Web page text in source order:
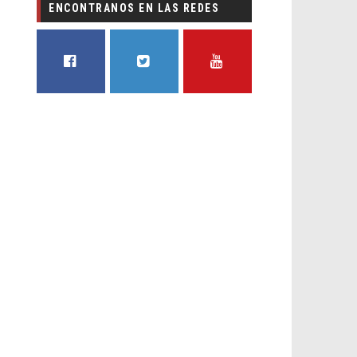
ENCONTRANOS EN LAS REDES